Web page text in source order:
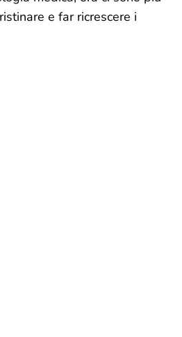
e far ricrescere i